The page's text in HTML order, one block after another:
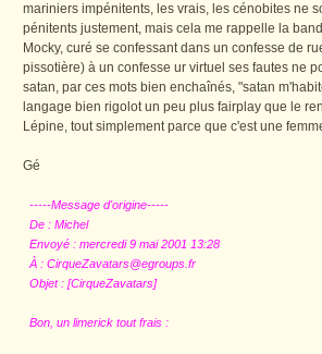
mariniers impénitents, les vrais, les cénobites ne
pénitents justement, mais cela me rappelle la
Mocky, curé se confessant dans un confesse de
pissotière) à un confesse ur virtuel ses fautes ne
satan, par ces mots bien enchaînés, "satan
langage bien rigolot un peu plus fairplay que le
Lépine, tout simplement parce que c'est une
Gé
-----Message d'origine-----
De : Michel
Envoyé : mercredi 9 mai 2001 13:28
À : CirqueZavatars@egroups.fr
Objet : [CirqueZavatars]
Bon, un limerick tout frais :